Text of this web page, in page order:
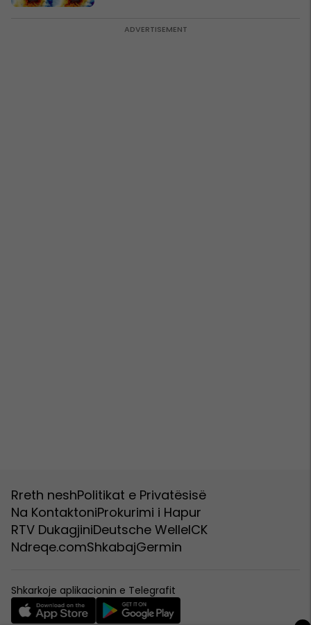
Rreth neshPolitikat e Privatësisë
Na KontaktoniProkurimi i Hapur
RTV DukagjiniDeutsche WelleICK
Ndreqe.comShkabajGermin
Shkarkoje aplikacionin e Telegrafit